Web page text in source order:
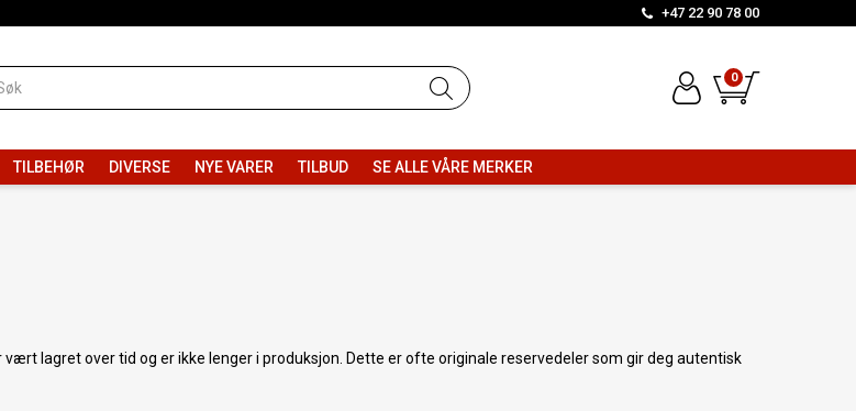
+47 22 90 78 00
0
TILBEHØR DIVERSE NYE VARER TILBUD SE ALLE VÅRE MERKER
vært lagret over tid og er ikke lenger i produksjon. Dette er ofte originale reservedeler som gir deg autentisk